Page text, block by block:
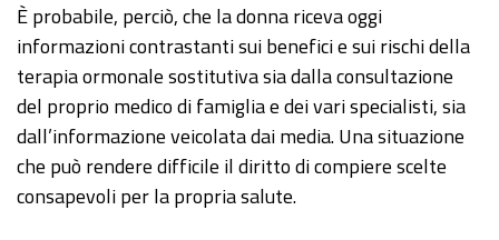
È probabile, perciò, che la donna riceva oggi
informazioni contrastanti sui benefici e sui rischi della
terapia ormonale sostitutiva sia dalla consultazione
del proprio medico di famiglia e dei vari specialisti, sia
dall’informazione veicolata dai media. Una situazione
che può rendere difficile il diritto di compiere scelte
consapevoli per la propria salute.